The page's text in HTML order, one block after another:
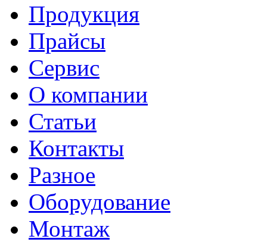
Продукция
Прайсы
Сервис
О компании
Статьи
Контакты
Разное
Оборудование
Монтаж